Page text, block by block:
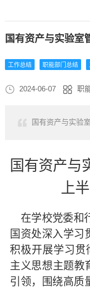
国有资产与实验室
工作总结 职能部门总结
2024-06-07 职
国有资产与实验
国有资产与
上
在学校党委和
国资处深入学习
积极开展学习
主义思想主题教
引领，围绕高质